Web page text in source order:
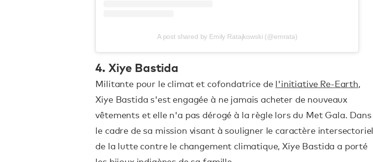
A post shared by Emily Ratajkowski (@emrata)
4. Xiye Bastida
Militante pour le climat et cofondatrice de l'initiative Re-Earth,
Xiye Bastida s'est engagée à ne jamais acheter de nouveaux
vêtements et elle n'a pas dérogé à la règle lors du Met Gala. Dans
le cadre de sa mission visant à souligner le caractère intersectoriel
de la lutte contre le changement climatique, Xiye Bastida a porté